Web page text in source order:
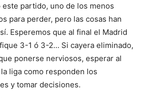
este partido, uno de los menos
para perder, pero las cosas han
Esperemos que al final el Madrid
3-1 ó 3-2… Si cayera eliminado,
ponerse nerviosos, esperar al
liga como responden los
y tomar decisiones.